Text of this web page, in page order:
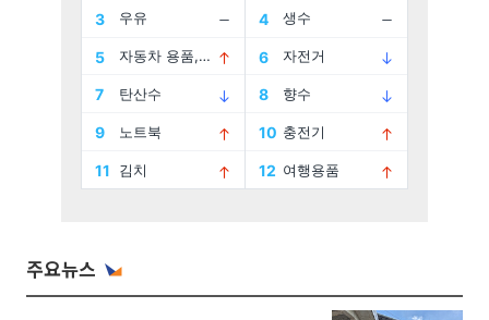
주요뉴스